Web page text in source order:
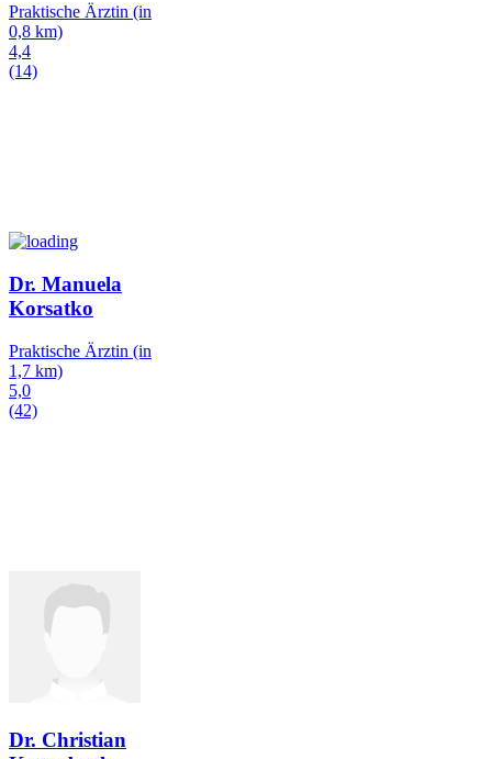
Praktische Ärztin (in
0,8 km)
4,4
(14)
Dr. Manuela
Korsatko
Praktische Ärztin (in
1,7 km)
5,0
(42)
Dr. Christian